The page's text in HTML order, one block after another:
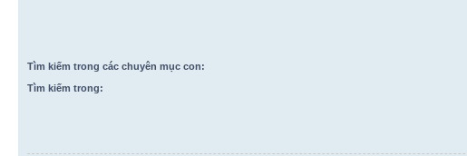
Tìm kiếm trong các chuyên mục con:
Tìm kiếm trong: